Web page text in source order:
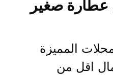
المميزة
اقل من